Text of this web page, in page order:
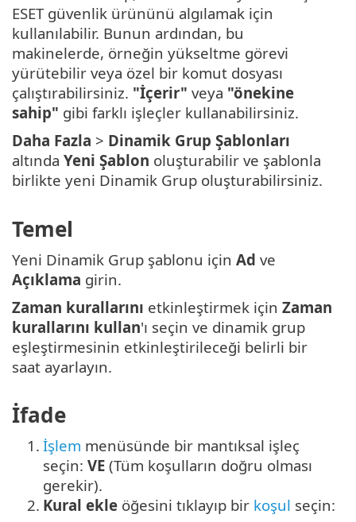
ESET güvenlik ürününü algılamak için
kullanılabilir. Bunun ardından, bu
makinelerde, örneğin yükseltme görevi
yürütebilir veya özel bir komut dosyası
çalıştırabilirsiniz. "İçerir" veya "önekine
sahip" gibi farklı işleçler kullanabilirsiniz.
Daha Fazla > Dinamik Grup Şablonları
altında Yeni Şablon oluşturabilir ve şablonla
birlikte yeni Dinamik Grup oluşturabilirsiniz.
Temel
Yeni Dinamik Grup şablonu için Ad ve
Açıklama girin.
Zaman kurallarını etkinleştirmek için Zaman
kurallarını kullan'ı seçin ve dinamik grup
eşleştirmesinin etkinleştirileceği belirli bir
saat ayarlayın.
İfade
1. İşlem menüsünde bir mantıksal işleç
seçin: VE (Tüm koşulların doğru olması
gerekir).
2. Kural ekle öğesini tıklayıp bir koşul seçin: